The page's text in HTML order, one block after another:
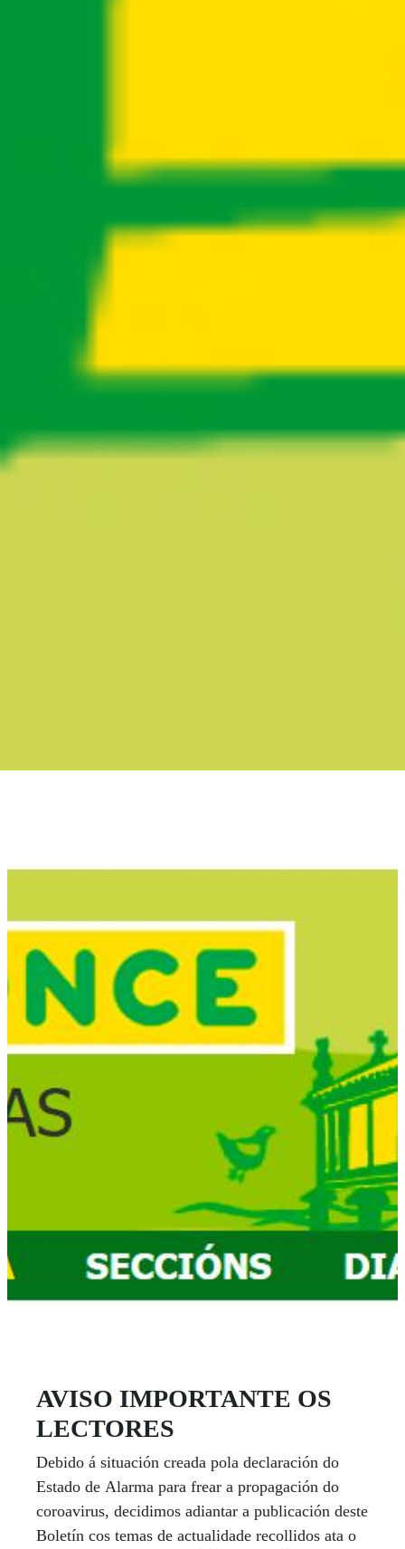
AVISO IMPORTANTE OS
LECTORES
Debido á situación creada pola declaración do
Estado de Alarma para frear a propagación do
coroavirus, decidimos adiantar a publicación deste
Boletín cos temas de actualidade recollidos ata o